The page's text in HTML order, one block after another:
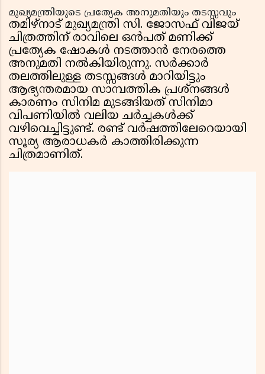
മുഖ്യമന്ത്രിയുടെ പ്രത്യേക അനുമതിയും തടസ്സവും
തമിഴ്‌നാട് മുഖ്യമന്ത്രി സി. ജോസഫ് വിജയ്
ചിത്രത്തിന് രാവിലെ ഒൻപത് മണിക്ക്
പ്രത്യേക ഷോകൾ നടത്താൻ നേരത്തെ
അനുമതി നൽകിയിരുന്നു. സർക്കാർ
തലത്തിലുള്ള തടസ്സങ്ങൾ മാറിയിട്ടും
ആഭ്യന്തരമായ സാമ്പത്തിക പ്രശ്നങ്ങൾ
കാരണം സിനിമ മുടങ്ങിയത് സിനിമാ
വിപണിയിൽ വലിയ ചർച്ചകൾക്ക്
വഴിവെച്ചിട്ടുണ്ട്. രണ്ട് വർഷത്തിലേറെയായി
സൂര്യ ആരാധകർ കാത്തിരിക്കുന്ന
ചിത്രമാണിത്.